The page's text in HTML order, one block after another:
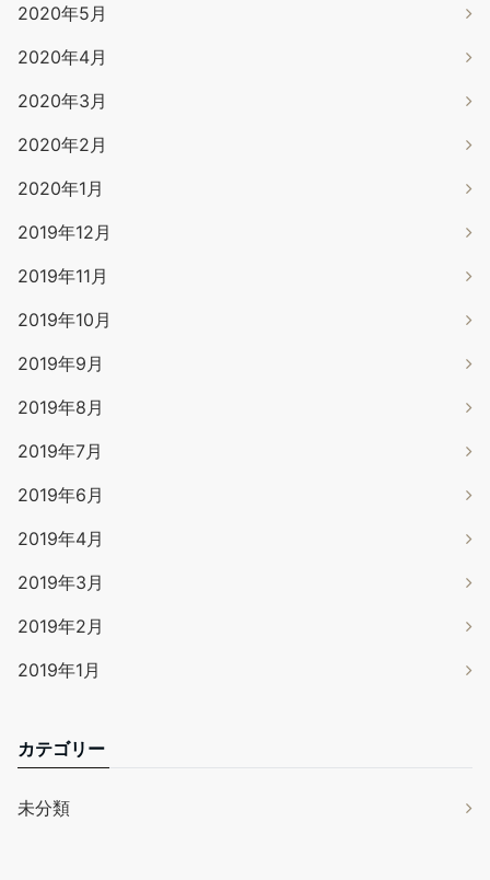
2020年5月
2020年4月
2020年3月
2020年2月
2020年1月
2019年12月
2019年11月
2019年10月
2019年9月
2019年8月
2019年7月
2019年6月
2019年4月
2019年3月
2019年2月
2019年1月
カテゴリー
未分類